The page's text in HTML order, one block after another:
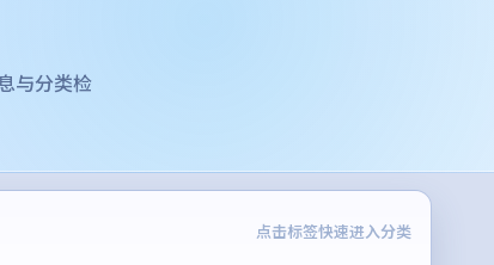
与分类检
点击标签快速进入分类